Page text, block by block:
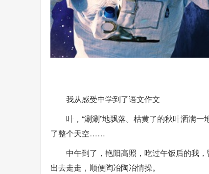
我从感受中学到了语文作文
叶，“涮涮”地飘落。枯黄了的秋叶洒满
了整个天空……
中午到了，艳阳高照，吃过午饭后的我
出去走走，顺便陶冶陶冶情操。